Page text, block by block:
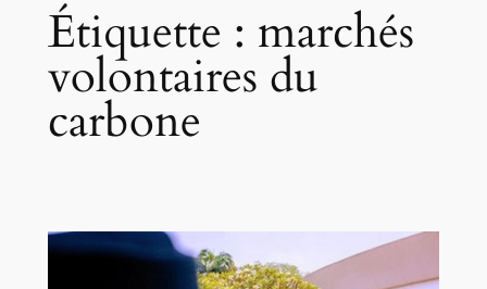
Étiquette : marchés
volontaires du
carbone